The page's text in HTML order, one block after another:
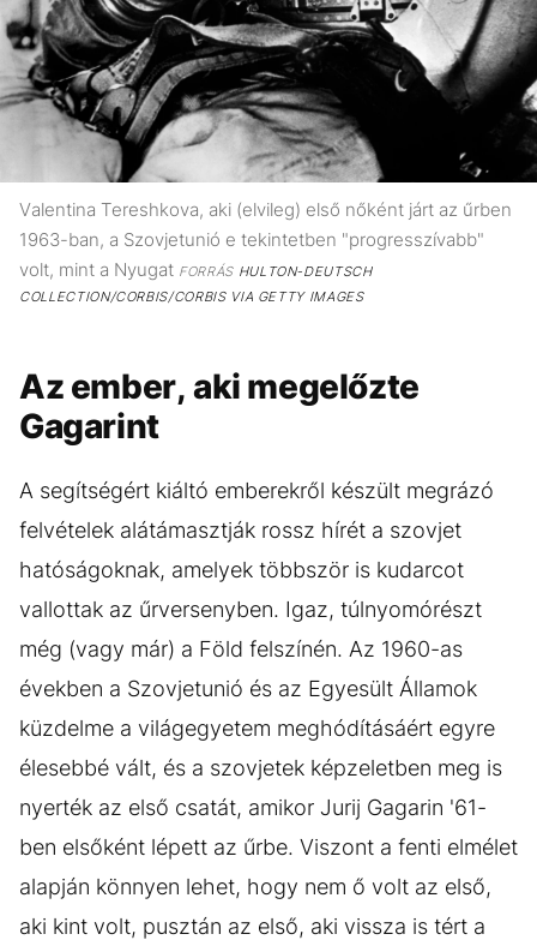
Valentina Tereshkova, aki (elvileg) első nőként járt az űrben
1963-ban, a Szovjetunió e tekintetben "progresszívabb"
volt, mint a Nyugat FORRÁSHULTON-DEUTSCH
COLLECTION/CORBIS/CORBIS VIA GETTY IMAGES
Az ember, aki megelőzte
Gagarint
A segítségért kiáltó emberekről készült megrázó
felvételek alátámasztják rossz hírét a szovjet
hatóságoknak, amelyek többször is kudarcot
vallottak az űrversenyben. Igaz, túlnyomórészt
még (vagy már) a Föld felszínén. Az 1960-as
években a Szovjetunió és az Egyesült Államok
küzdelme a világegyetem meghódításáért egyre
élesebbé vált, és a szovjetek képzeletben meg is
nyerték az első csatát, amikor Jurij Gagarin '61-
ben elsőként lépett az űrbe. Viszont a fenti elmélet
alapján könnyen lehet, hogy nem ő volt az első,
aki kint volt, pusztán az első, aki vissza is tért a